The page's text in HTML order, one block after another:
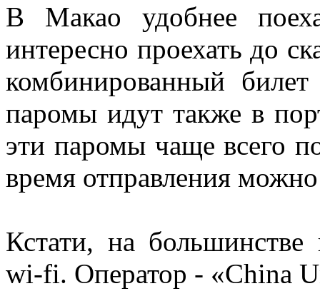
В Макао удобнее
интересно проехать до
комбинированный
паромы идут также в
эти паромы чаще всего
время отправления
Кстати, на большинстве
wi-fi. Оператор - «China